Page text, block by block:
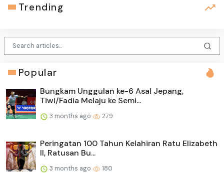
Trending
Popular
Bungkam Unggulan ke-6 Asal Jepang,
Tiwi/Fadia Melaju ke Semi...
3 months ago 279
Peringatan 100 Tahun Kelahiran Ratu Elizabeth
II, Ratusan Bu...
3 months ago 180